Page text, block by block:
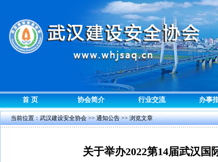
首 页 协会简介 行业交流 办事
当前位置：武汉建设安全协会>>通知公告>> 浏览文章
关于举办2022第14届武汉